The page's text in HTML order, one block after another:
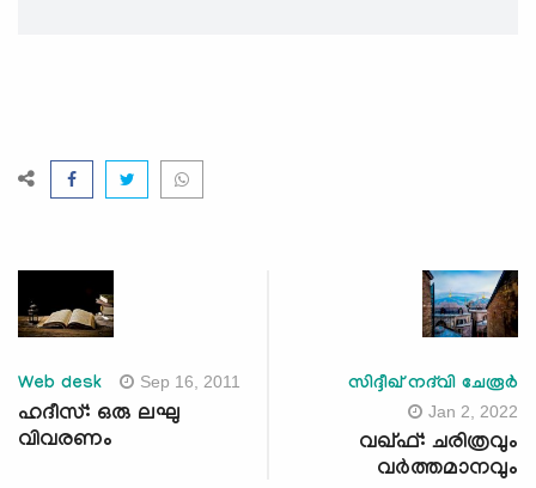
Web desk Sep 16, 2011
ഹദീസ്: ഒരു ലഘു
വിവരണം
സിദ്ദീഖ് നദ്‌വി ചേരൂര്‍
Jan 2, 2022
വഖ്ഫ്: ചരിത്രവും
വർത്തമാനവും